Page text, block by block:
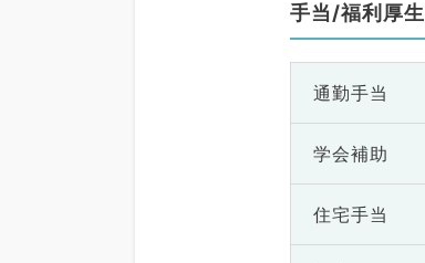
手当/福利厚生
通勤手当
学会補助
住宅手当